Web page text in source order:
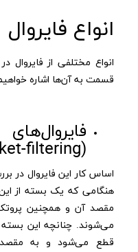
انواع فایروال
انواع مختلفی از فایروال
قسمت به آن‌ها اشاره
(Packet-filtering)
اساس کار این فایروال در
هنگامی که یک بسته از
مقصد آن و همچنین
می‌شوند. چنانچه این بسته
قطع می‌شود و به مقصد